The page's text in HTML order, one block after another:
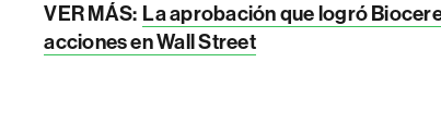
VER MÁS: La aprobación que logró
acciones en Wall Street